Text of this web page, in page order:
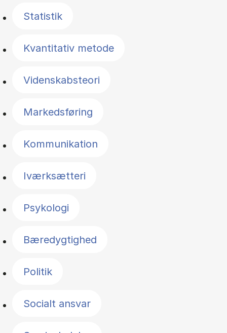
Statistik
Kvantitativ metode
Videnskabsteori
Markedsføring
Kommunikation
Iværksætteri
Psykologi
Bæredygtighed
Politik
Socialt ansvar